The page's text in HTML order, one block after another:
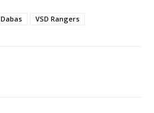
Dabas VSD Rangers